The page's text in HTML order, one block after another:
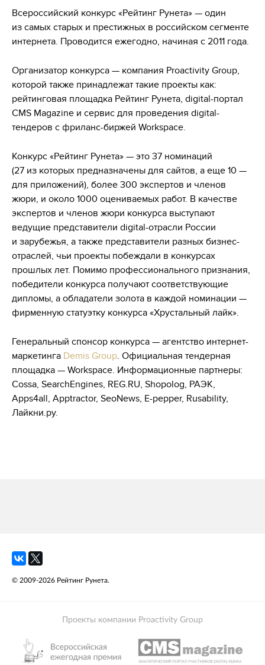
Всероссийский конкурс «Рейтинг Рунета» — один
из самых старых и престижных в российском сегменте
интернета. Проводится ежегодно, начиная с 2011 года.
Организатор конкурса — компания Proactivity Group,
которой также принадлежат такие проекты как:
рейтинговая площадка Рейтинг Рунета, digital-портал
CMS Magazine и сервис для проведения digital-
тендеров с фриланс-биржей Workspace.
Конкурс «Рейтинг Рунета» — это 37 номинаций
(27 из которых предназначены для сайтов, а еще 10 —
для приложений), более 300 экспертов и членов
жюри, и около 1000 оцениваемых работ. В качестве
экспертов и членов жюри конкурса выступают
ведущие представители digital-отрасли России
и зарубежья, а также представители разных бизнес-
отраслей, чьи проекты побеждали в конкурсах
прошлых лет. Помимо профессионального признания,
победители конкурса получают соответствующие
дипломы, а обладатели золота в каждой номинации —
фирменную статуэтку конкурса «Хрустальный лайк».
Генеральный спонсор конкурса — агентство интернет-
маркетинга Demis Group. Официальная тендерная
площадка — Workspace. Информационные партнеры:
Cossa, SearchEngines, REG.RU, Shopolog, РАЭК,
Apps4all, Apptractor, SeoNews, Е-pepper, Rusability,
Лайкни.ру.
© 2009-2026 Рейтинг Рунета.
Проекты компании Proactivity Group